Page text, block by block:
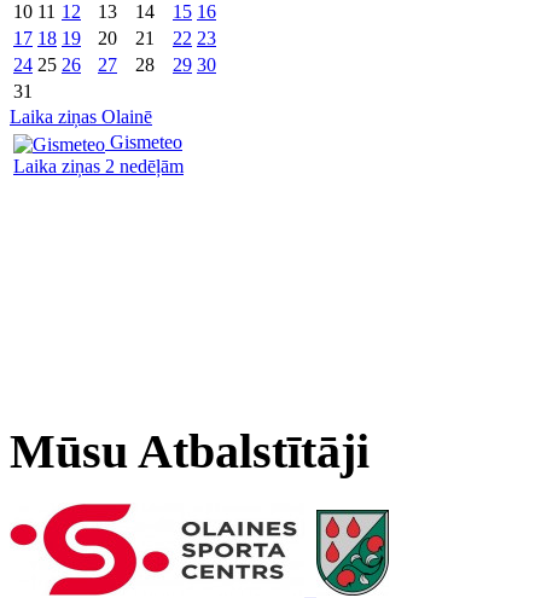
10 11 12 13 14 15 16
17 18 19 20 21 22 23
24 25 26 27 28 29 30
31
Laika ziņas Olainē
Gismeteo
Laika ziņas 2 nedēļām
Mūsu Atbalstītāji